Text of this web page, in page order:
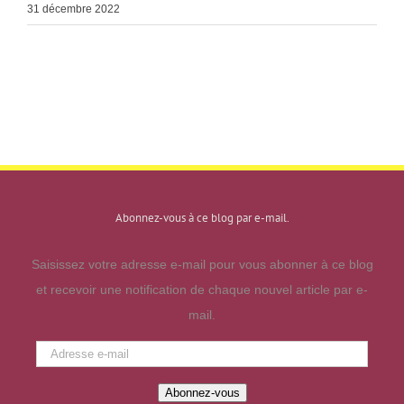
31 décembre 2022
Abonnez-vous à ce blog par e-mail.
Saisissez votre adresse e-mail pour vous abonner à ce blog
et recevoir une notification de chaque nouvel article par e-
mail.
Adresse
Abonnez-vous